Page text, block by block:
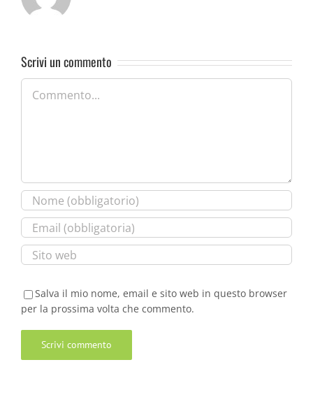
Scrivi un commento
Commento
Salva il mio nome, email e sito web in questo browser
per la prossima volta che commento.